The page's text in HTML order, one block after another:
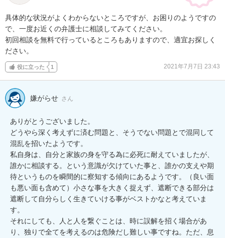
具体的な状況がよくわからないところですが、お困りのようですの
で、一度お近くの弁護士に相談してみてください。
初回相談を無料で行っているところもありますので、適宜お探しく
ださい。
役に立った 1 2021年7月7日 23:43
嫌がらせ さん
ありがとうございました。
どうやら深く考えずに済む問題と、そうでない問題とで混同して
混乱を招いたようです。
私自身は、自分と家族の身を守る為に必死に耐えていましたが、
誰かに相談する。という意識が欠けていた事と、誰かの支えや期
待というものを瞬間的に察知する傾向にあるようです。（良い面
も悪い面も含めて）小さな事を大きく捉えず、遮断できる部分は
遮断して自分らしく生きていける事がベストかなと考えていま
す。
それにしても、人と人を繋ぐことは、時に誤解を招く場合があ
り、独りで全てを考えるのは危険だし難しい事ですね。ただ、息